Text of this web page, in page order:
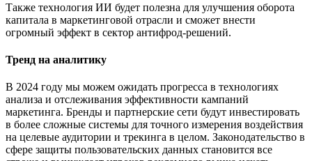
Также технология ИИ будет полезна для улучшения оборота
капитала в маркетинговой отрасли и сможет внести
огромный эффект в сектор антифрод-решений.
Тренд на аналитику
В 2024 году мы можем ожидать прогресса в технологиях
анализа и отслеживания эффективности кампаний
маркетинга. Бренды и партнерские сети будут инвестировать
в более сложные системы для точного измерения воздействия
на целевые аудитории и трекинга в целом. Законодательство в
сфере защиты пользовательских данных становится все